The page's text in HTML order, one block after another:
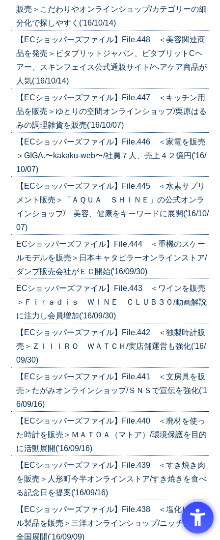
販売＞こだわりやオンラインショップ/カテゴリーの細
分化で探しやすく('16/10/14)
【ECショッパーズファイル】File.448 ＜美容関連商
品を発売＞ビタブリットジャパン、ビタブリットCヘ
アー、スキンフェイス公式通販サイト/ヘアケア商品が
人気('16/10/14)
【ECショッパーズファイル】File.447 ＜キッチン用
品を販売＞ゆとりの空間オンラインショップ/栗原はる
みの調理雑貨を販売('16/10/07)
【ECショッパーズファイル】File.446 ＜家電を販売
＞GIGA.〜kakaku-web〜/社員７人、売上４２億円('16/
10/07)
【ECショッパーズファイル】File.445 ＜水素サプリ
メント販売＞「ＡＱＵＡ ＳＨＩＮＥ」の公式オンラ
インショップ/「美容、健康をキーワードに展開('16/10/
07)
ECショッパーズファイル】File.444 ＜重機のスケー
ルモデルを販売＞日本キャタピラーオンラインストア/
ダンプ販売会社がＥＣ開始('16/09/30)
ECショッパーズファイル】File.443 ＜ワインを販売
＞Ｆｉｒａｄｉｓ ＷＩＮＥ ＣＬＵＢ３０/動画解説
に注力し会員増加('16/09/30)
【ECショッパーズファイル】File.442 ＜独製時計販
売＞ＺＩＩＩＲＯ ＷＡＴＣＨ/実店舗運営も強化('16/
09/30)
【ECショッパーズファイル】File.441 ＜文房具を販
売＞たがみオンラインショップ/ＳＮＳで宣伝を強化('1
6/09/16)
【ECショッパーズファイル】File.440 ＜廃材を使っ
た時計を販売＞ＭＡＴＯＡ（マトア）/環境保護を目的
に活動展開('16/09/16)
【ECショッパーズファイル】File.439 ＜すき焼き肉
を販売＞人形町今半オンラインストア/すき焼きを食べ
る記念日を提案('16/09/16)
【ECショッパーズファイル】File.438 ＜塩化ビニー
ル製品を販売＞三洋オンラインショップ/ニッチ商品を
全国展開('16/09/09)